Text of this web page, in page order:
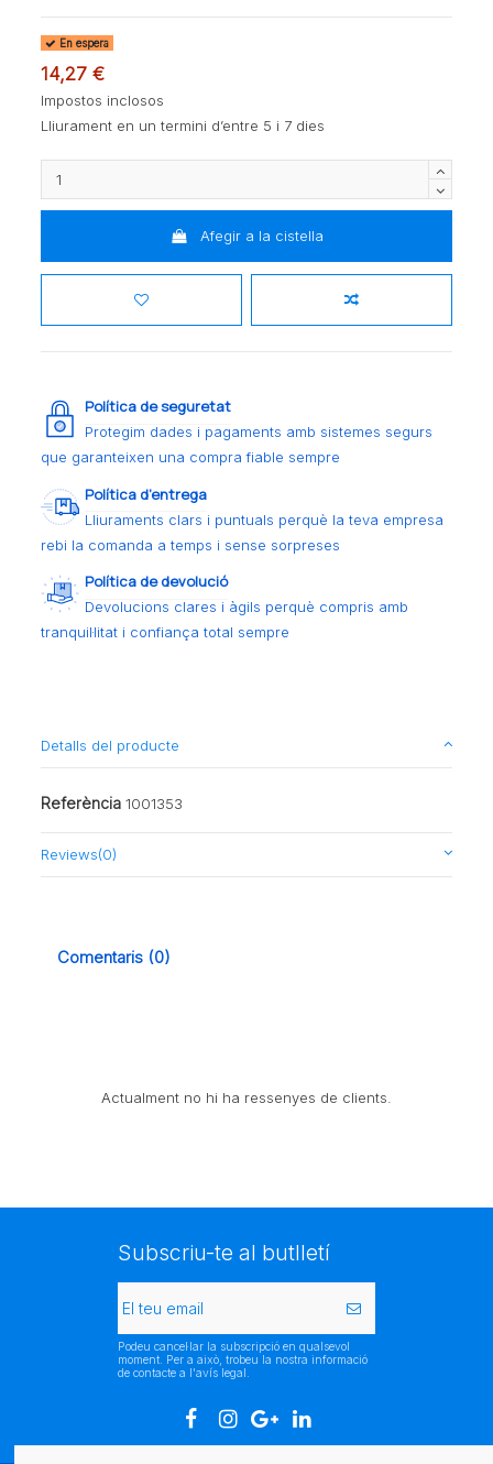
En espera
14,27 €
Impostos inclosos
Lliurament en un termini d’entre 5 i 7 dies
Afegir a la cistella
Política de seguretat
Protegim dades i pagaments amb sistemes segurs
que garanteixen una compra fiable sempre
Política d’entrega
Lliuraments clars i puntuals perquè la teva empresa
rebi la comanda a temps i sense sorpreses
Política de devolució
Devolucions clares i àgils perquè compris amb
tranquil·litat i confiança total sempre
Detalls del producte
Referència 1001353
Reviews(0)
Comentaris (0)
Actualment no hi ha ressenyes de clients.
Subscriu-te al butlletí
Podeu cancel·lar la subscripció en qualsevol
moment. Per a això, trobeu la nostra informació
de contacte a l'avís legal.